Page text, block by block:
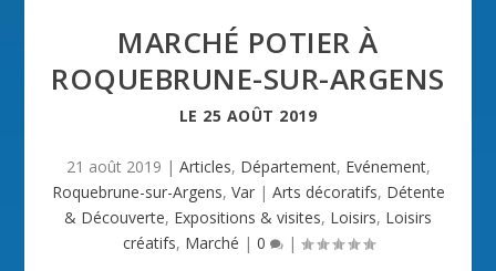
MARCHÉ POTIER À
ROQUEBRUNE-SUR-ARGENS
LE 25 AOÛT 2019
21 août 2019 | Articles, Département, Evénement,
Roquebrune-sur-Argens, Var| Arts décoratifs, Détente
& Découverte, Expositions & visites, Loisirs, Loisirs
créatifs, Marché | 0 |